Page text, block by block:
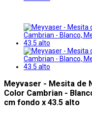
Meyvaser - Mesita de
Color Cambrian -
cm fondo x 43.5 alto